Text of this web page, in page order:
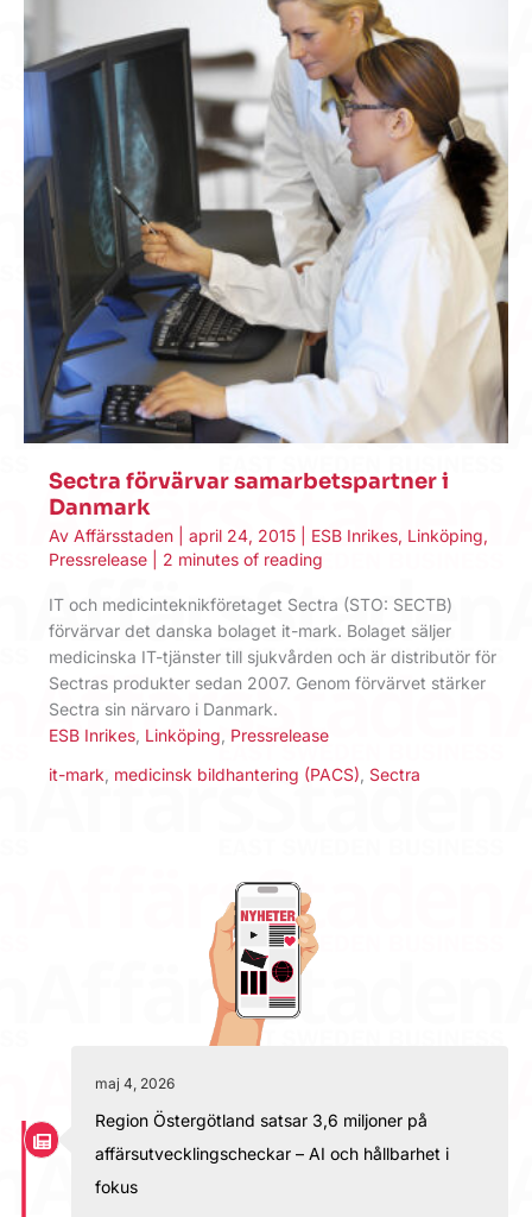
Sectra förvärvar samarbetspartner i
Danmark
Av Affärsstaden april 24, 2015 ESB Inrikes, Linköping,
Pressrelease
2 minutes of reading
IT och medicinteknik­företaget Sectra (STO: SECTB)
förvärvar det danska bolaget it-mark. Bolaget säljer
medicinska IT-tjänster till sjukvården och är distributör för
Sectras produkter sedan 2007. Genom förvärvet stärker
Sectra sin närvaro i Danmark.
ESB Inrikes Linköping Pressrelease
it-mark medicinsk bildhantering (PACS) Sectra
maj 4, 2026
Region Östergötland satsar 3,6 miljoner på
affärsutvecklingscheckar – AI och hållbarhet i
fokus